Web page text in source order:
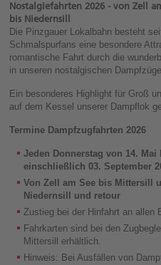
Alt
+
Shift
+
1
Zur
springen
Zugangstaste
+
Shift
+
2
Zur
Metanvigation
springen
Zugangstaste
Alt
Nostalgiefahrten 2026 - von Zell
bis Niedernsill
Die Pinzgauer Lokalbahn besteht
Schmalspurfans eine besondere
romantische Fahrt durch die
in unseren nostalgischen
Ein besonderes Highlight für Groß
auf dem Kessel unserer Dampflok
Termine Dampfzugfahrten 2026
Jeden Donnerstag von 14.
einschließlich 03. September
Von Zell am See bis Mittersill
Niedernsill und retour
Zustieg bei der Hinfahrt an allen
Fahrkarten sind bei den
Mittersill erhältlich.
Hinweis: Bei Ausfällen von